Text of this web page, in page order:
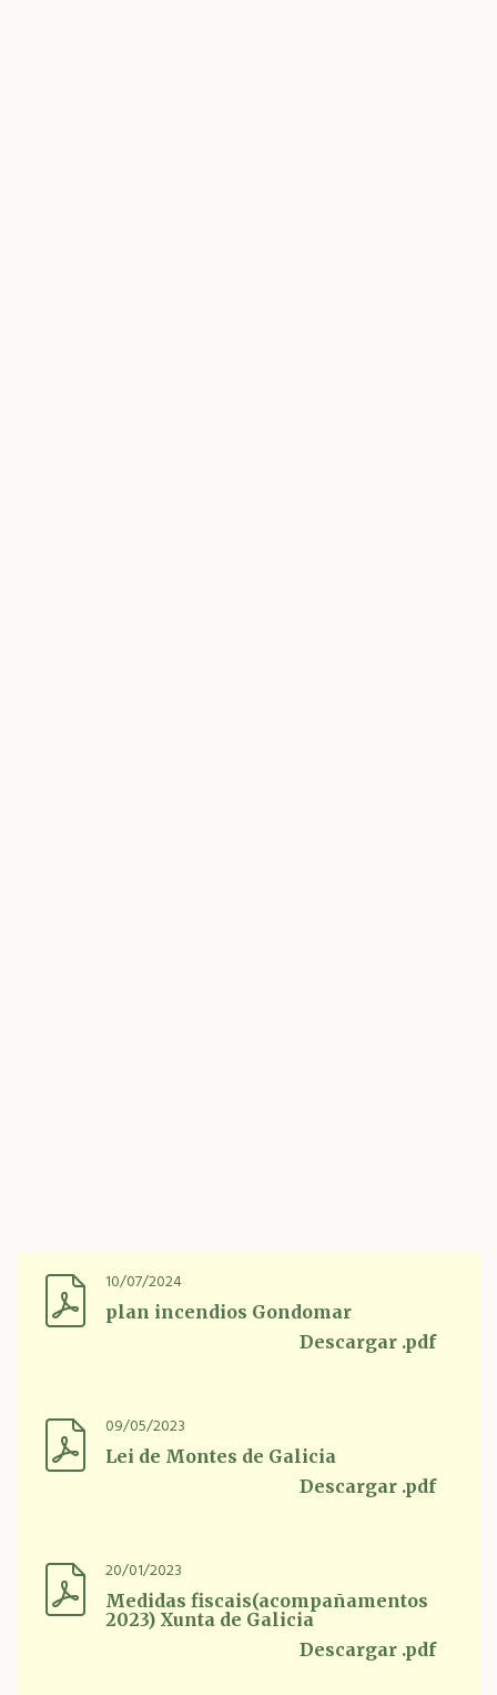
10/07/2024
plan incendios Gondomar
Descargar .pdf
09/05/2023
Lei de Montes de Galicia
Descargar .pdf
20/01/2023
Medidas fiscais(acompañamentos
2023) Xunta de Galicia
Descargar .pdf